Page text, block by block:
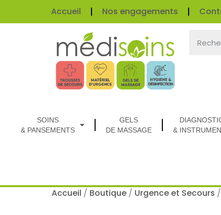
Accueil Nos engagements
SOINS
& PANSEMENTS
GELS
DE MASSAGE
&
Accueil / Boutique / Urgence et Secours /